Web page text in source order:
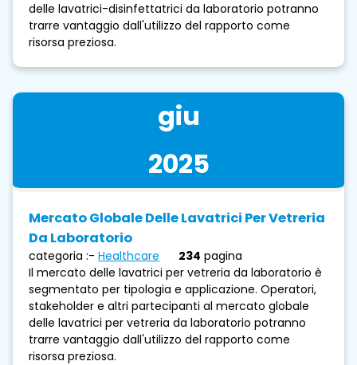
delle lavatrici-disinfettatrici da laboratorio potranno
trarre vantaggio dall'utilizzo del rapporto come
risorsa preziosa.
giu
2025
Mercato Globale Delle Lavatrici Per Vetreria
Da Laboratorio
categoria :- Healthcare 234 pagina
Il mercato delle lavatrici per vetreria da laboratorio è
segmentato per tipologia e applicazione. Operatori,
stakeholder e altri partecipanti al mercato globale
delle lavatrici per vetreria da laboratorio potranno
trarre vantaggio dall'utilizzo del rapporto come
risorsa preziosa.